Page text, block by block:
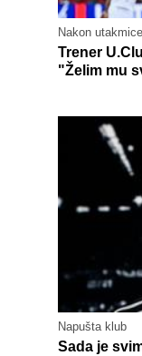
Nakon
Trener
"Želim mu
Napušta klub
Sada je